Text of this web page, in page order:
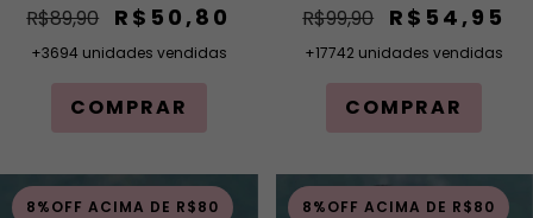
R$89,90 R$50,80
+3694 unidades vendidas
COMPRAR
R$99,90 R$54,95
+17742 unidades vendidas
COMPRAR
8%OFF ACIMA DE R$80 8%OFF ACIMA DE R$80